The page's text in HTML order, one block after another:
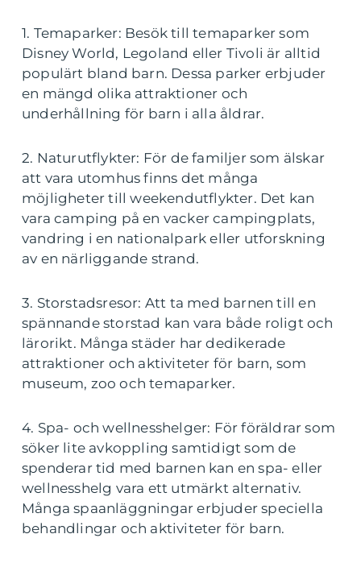
1. Temaparker: Besök till temaparker som
Disney World, Legoland eller Tivoli är alltid
populärt bland barn. Dessa parker erbjuder
en mängd olika attraktioner och
underhållning för barn i alla åldrar.
2. Naturutflykter: För de familjer som älskar
att vara utomhus finns det många
möjligheter till weekendutflykter. Det kan
vara camping på en vacker campingplats,
vandring i en nationalpark eller utforskning
av en närliggande strand.
3. Storstadsresor: Att ta med barnen till en
spännande storstad kan vara både roligt och
lärorikt. Många städer har dedikerade
attraktioner och aktiviteter för barn, som
museum, zoo och temaparker.
4. Spa- och wellnesshelger: För föräldrar som
söker lite avkoppling samtidigt som de
spenderar tid med barnen kan en spa- eller
wellnesshelg vara ett utmärkt alternativ.
Många spaanläggningar erbjuder speciella
behandlingar och aktiviteter för barn.